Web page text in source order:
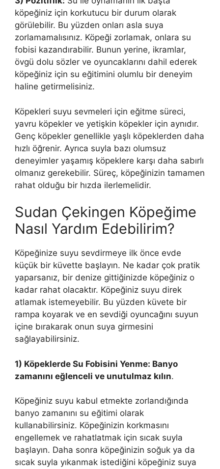
köpeğiniz için korkutucu bir durum olarak
görülebilir. Bu yüzden onları asla suya
zorlamamalısınız. Köpeği zorlamak, onlara su
fobisi kazandırabilir. Bunun yerine, ikramlar,
övgü dolu sözler ve oyuncaklarını dahil ederek
köpeğiniz için su eğitimini olumlu bir deneyim
haline getirmelisiniz.
Köpekleri suyu sevmeleri için eğitme süreci,
yavru köpekler ve yetişkin köpekler için aynıdır.
Genç köpekler genellikle yaşlı köpeklerden daha
hızlı öğrenir. Ayrıca suyla bazı olumsuz
deneyimler yaşamış köpeklere karşı daha sabırlı
olmanız gerekebilir. Süreç, köpeğinizin tamamen
rahat olduğu bir hızda ilerlemelidir.
Sudan Çekingen Köpeğime
Nasıl Yardım Edebilirim?
Köpeğinize suyu sevdirmeye ilk önce evde
küçük bir küvette başlayın. Ne kadar çok pratik
yaparsanız, bir denize gittiğinizde köpeğiniz o
kadar rahat olacaktır. Köpeğiniz suyu direk
atlamak istemeyebilir. Bu yüzden küvete bir
rampa koyarak ve en sevdiği oyuncağını suyun
içine bırakarak onun suya girmesini
sağlayabilirsiniz.
1) Köpeklerde Su Fobisini Yenme: Banyo
zamanını eğlenceli ve unutulmaz kılın.
Köpeğiniz suyu kabul etmekte zorlandığında
banyo zamanını su eğitimi olarak
kullanabilirsiniz. Köpeğinizin korkmasını
engellemek ve rahatlatmak için sıcak suyla
başlayın. Daha sonra köpeğinizin soğuk ya da
sıcak suyla yıkanmak istediğini köpeğiniz suya